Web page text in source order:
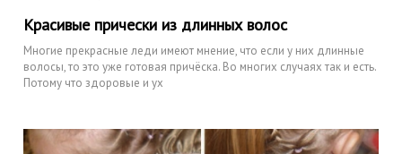
Красивые прически из длинных волос
Многие прекрасные леди имеют мнение, что если у них длинные
волосы, то это уже готовая причёска. Во многих случаях так и есть.
Потому что здоровые и ух